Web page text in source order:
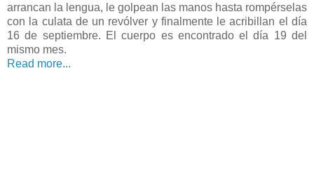
arrancan la lengua, le golpean las manos hasta rompérselas
con la culata de un revólver y finalmente le acribillan el día
16 de septiembre. El cuerpo es encontrado el día 19 del
mismo mes.
Read more...